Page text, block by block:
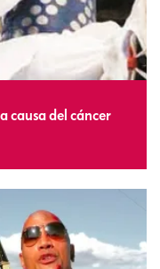
causa del cáncer